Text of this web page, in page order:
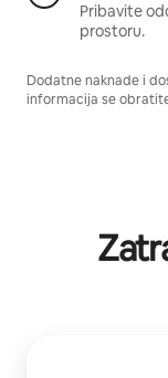
Pribavite
prostoru.
Dodatne naknade i
informacija se